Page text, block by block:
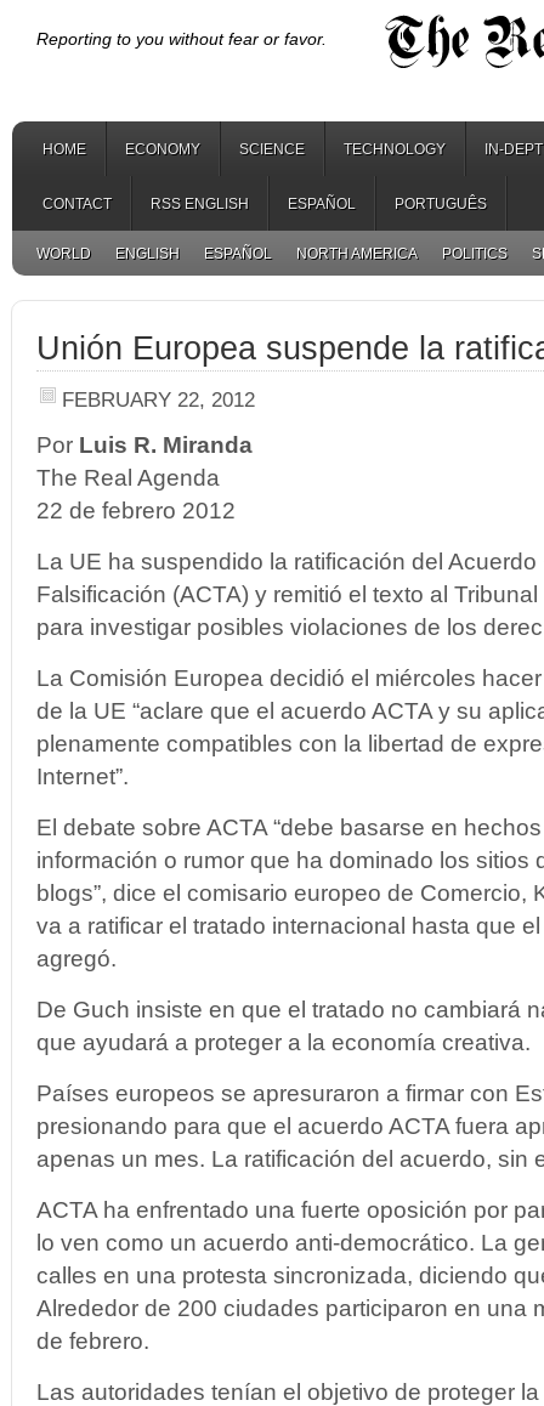
Reporting to you without fear or favor.
HOME ECONOMY SCIENCE TECHNOLOGY IN-
CONTACT RSS ENGLISH ESPAÑOL PORTUGUÊS
WORLD ENGLISH ESPAÑOL NORTH AMERICA POLITICS
Unión Europea suspende la
FEBRUARY 22, 2012
Por Luis R. Miranda
The Real Agenda
22 de febrero 2012
La UE ha suspendido la ratificación del Acuerdo
Falsificación (ACTA) y remitió el texto al
para investigar posibles violaciones de los
La Comisión Europea decidió el miércoles
de la UE “aclare que el acuerdo ACTA y su
plenamente compatibles con la libertad de
Internet”.
El debate sobre ACTA “debe basarse en
información o rumor que ha dominado los sitios
blogs”, dice el comisario europeo de Comercio,
va a ratificar el tratado internacional hasta que
agregó.
De Guch insiste en que el tratado no cambiará
que ayudará a proteger a la economía creativa.
Países europeos se apresuraron a firmar con
presionando para que el acuerdo ACTA fuera
apenas un mes. La ratificación del acuerdo, sin
ACTA ha enfrentado una fuerte oposición por
lo ven como un acuerdo anti-democrático. La
calles en una protesta sincronizada, diciendo
Alrededor de 200 ciudades participaron en una
de febrero.
Las autoridades tenían el objetivo de proteger